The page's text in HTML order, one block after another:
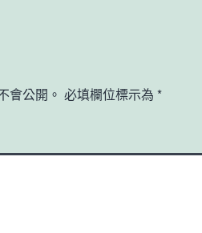
會公開。 必填欄位標示為 *